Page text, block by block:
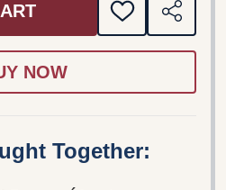
ADD
TO
SHARE
Together: